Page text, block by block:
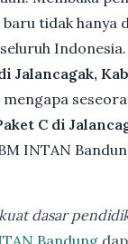
tidak hanya
Jalancagak,
mengapa
C di
INTAN
dasar
Bandung